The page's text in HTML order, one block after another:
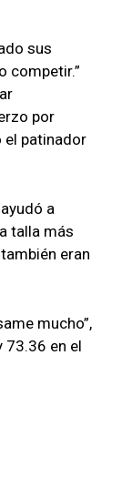
sus
competir.”
por
el patinador
a
talla más
eran
mucho”,
73.36 en el